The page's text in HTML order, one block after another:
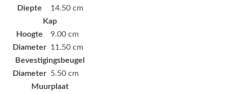
Diepte
14.50 cm
Kap
Hoogte
9.00 cm
Diameter 11.50 cm
Bevestigingsbeugel
Diameter 5.50 cm
Muurplaat